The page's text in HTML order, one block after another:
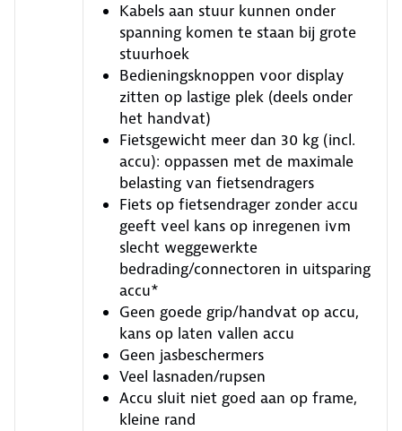
Kabels aan stuur kunnen onder
spanning komen te staan bij grote
stuurhoek
Bedieningsknoppen voor display
zitten op lastige plek (deels onder
het handvat)
Fietsgewicht meer dan 30 kg (incl.
accu): oppassen met de maximale
belasting van fietsendragers
Fiets op fietsendrager zonder accu
geeft veel kans op inregenen ivm
slecht weggewerkte
bedrading/connectoren in uitsparing
accu*
Geen goede grip/handvat op accu,
kans op laten vallen accu
Geen jasbeschermers
Veel lasnaden/rupsen
Accu sluit niet goed aan op frame,
kleine rand